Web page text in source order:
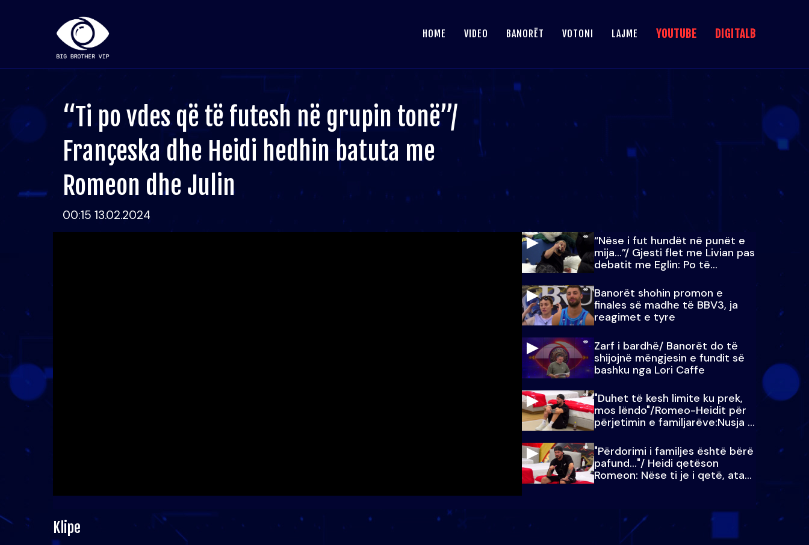
HOME VIDEO BANORËT VOTONI LAJME YOUTUBE DIGITALB
“Ti po vdes që të futesh në grupin tonë”/
Françeska dhe Heidi hedhin batuta me
Romeon dhe Julin
00:15 13.02.2024
“Nëse i fut hundët në punët e
mija…”/ Gjesti flet me Livian pas
debatit me Eglin: Po të
paralajmëroj
Banorët shohin promon e
finales së madhe të BBV3, ja
reagimet e tyre
Zarf i bardhë/ Banorët do të
shijojnë mëngjesin e fundit së
bashku nga Lori Caffe
"Duhet të kesh limite ku prek,
mos lëndo"/Romeo-Heidit për
përjetimin e familjarëve:Nusja e
Julit…
"Përdorimi i familjes është bërë
pafund…"/ Heidi qetëson
Romeon: Nëse ti je i qetë, ata
qetësohen
Klipe